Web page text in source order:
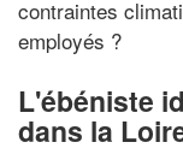
contraintes
employés ?
L'ébéniste
dans la